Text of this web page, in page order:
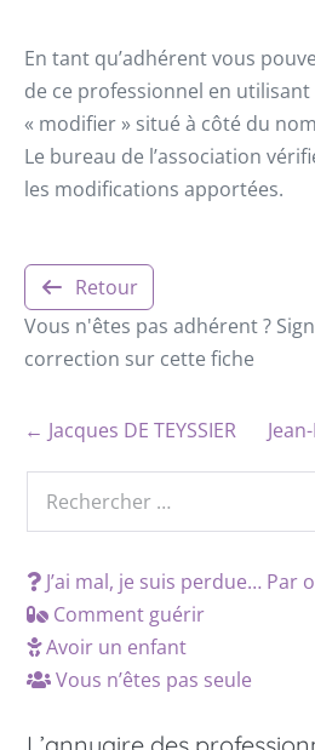
En tant qu’adhérent vous
de ce professionnel en
« modifier » situé à côté du
Le bureau de l’association
les modifications apportées.
Retour
Vous n'êtes pas adhérent ?
correction sur cette fiche
← Jacques DE TEYSSIER
J’ai mal, je suis perdue… Par
Comment guérir
Avoir un enfant
Vous n’êtes pas seule